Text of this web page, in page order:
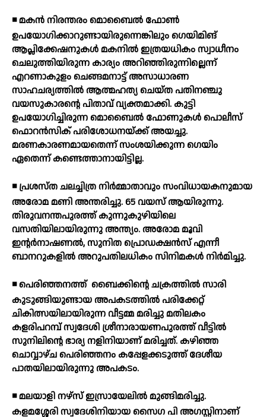
◾ മകന്‍ നിരന്തരം മൊബൈല്‍ ഫോണ്‍
ഉപയോഗിക്കാറുണ്ടായിരുന്നെങ്കിലും ഗെയിമിങ്
ആപ്ലിക്കേഷനുകള്‍ മകനില്‍ ഇത്രയധികം സ്വാധീനം
ചെലുത്തിയിരുന്ന കാര്യം അറിഞ്ഞിരുന്നില്ലെന്ന്
എറണാകുളം ചെങ്ങമനാട്ട് അസാധാരണ
സാഹചര്യത്തില്‍ ആത്മഹത്യ ചെയ്ത പതിനഞ്ചു
വയസുകാരന്റെ പിതാവ് വ്യക്തമാക്കി. കുട്ടി
ഉപയോഗിച്ചിരുന്ന മൊബൈല്‍ ഫോണുകള്‍ പൊലീസ്
ഫൊറന്‍സിക് പരിശോധനയ്ക്ക് അയച്ചു.
മരണകാരണമായതെന്ന് സംശയിക്കുന്ന ഗെയിം
ഏതെന്ന് കണ്ടെത്താനായിട്ടില്ല.
◾ പ്രശസ്ത ചലച്ചിത്ര നിര്‍മ്മാതാവും സംവിധായകനുമായ
അരോമ മണി അന്തരിച്ചു. 65 വയസ് ആയിരുന്നു.
തിരുവനന്തപുരത്ത് കുന്നുകുഴിയിലെ
വസതിയിലായിരുന്നു അന്ത്യം. അരോമ മൂവി
ഇന്റര്‍നാഷണല്‍, സുനിത പ്രൊഡക്ഷന്‍സ് എന്നീ
ബാനറുകളില്‍ അറുപതിലധികം സിനിമകള്‍ നിര്‍മിച്ചു.
◾ പെരിഞ്ഞനത്ത് ബൈക്കിന്റെ ചക്രത്തില്‍ സാരി
കുടുങ്ങിയുണ്ടായ അപകടത്തില്‍ പരിക്കേറ്റ്
ചികിത്സയിലായിരുന്ന വീട്ടമ്മ മരിച്ചു മതിലകം
കളരിപറമ്പ് സ്വദേശി ശ്രീനാരായണപുരത്ത് വീട്ടില്‍
സുനിലിന്റെ ഭാര്യ നളിനിയാണ് മരിച്ചത്. കഴിഞ്ഞ
ചൊവ്വാഴ്ച പെരിഞ്ഞനം കപ്പേളക്കടുത്ത് ദേശീയ
പാതയിലായിരുന്നു അപകടം.
◾ മലയാളി നഴ്സ് ഇസ്രായേലില്‍ മുങ്ങിമരിച്ചു.
കളമശ്ശേരി സ്വദേശിനിയായ സൈഗ പി അഗസ്റ്റിനാണ്